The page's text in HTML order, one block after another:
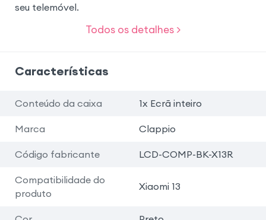
seu telemóvel.
Todos os detalhes >
Características
Conteúdo da caixa 1x Ecrã inteiro
Marca Clappio
Código fabricante LCD-COMP-BK-X13R
Compatibilidade do
produto
Xiaomi 13